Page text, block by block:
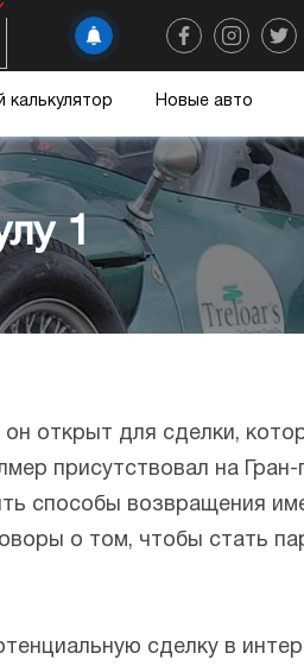
калькулятор Новые авто
1
открыт для сделки,
присутствовал на
способы возвращения
о том, чтобы стать
сделку в